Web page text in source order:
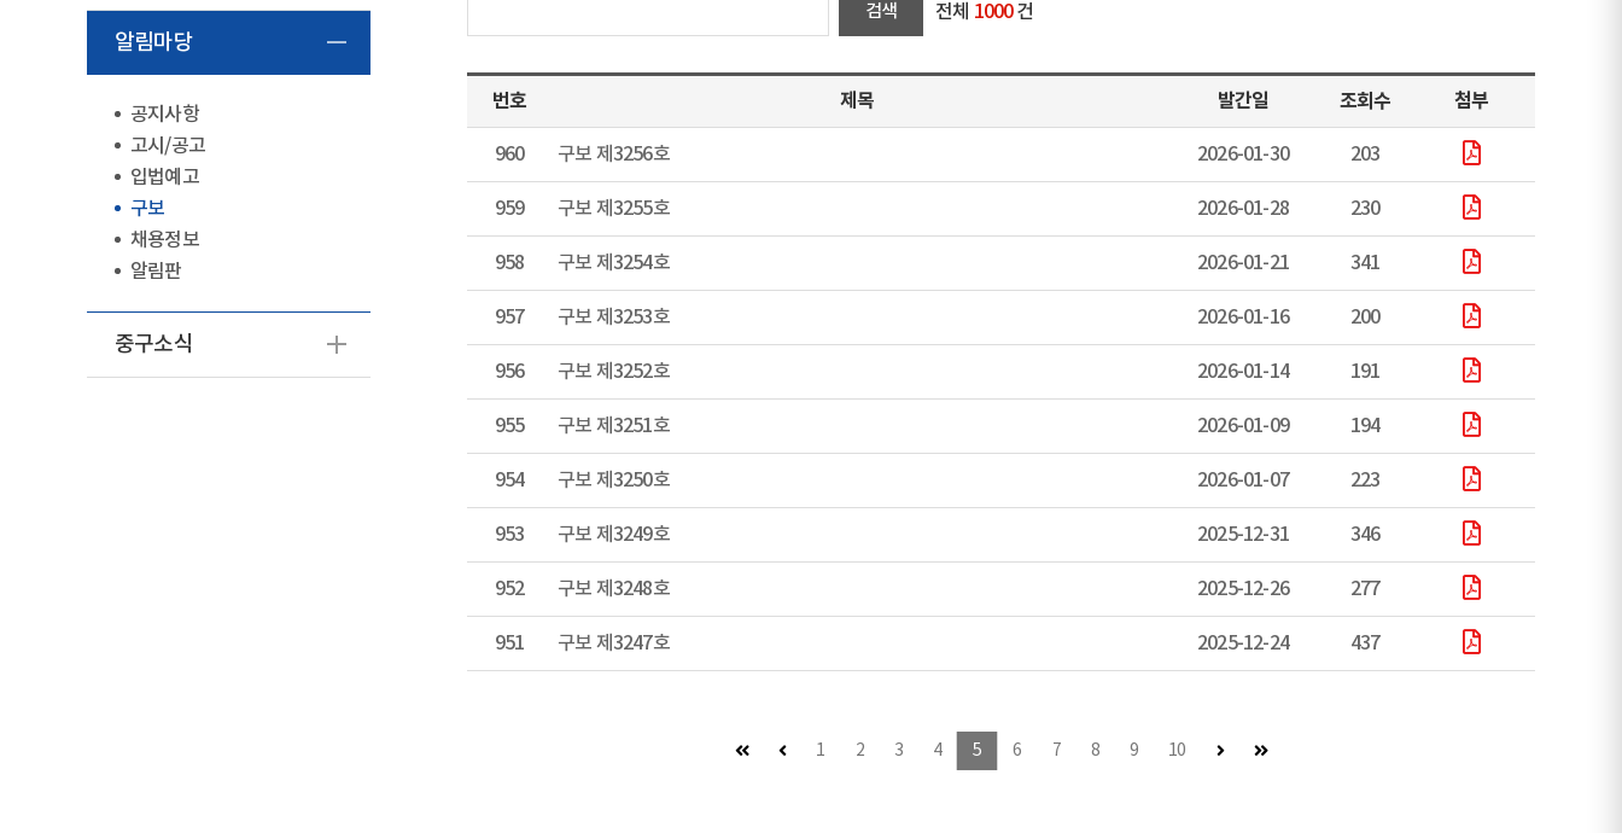
알림마당
공지사항
고시/공고
입법예고
구보
채용정보
알림판
중구소식
전체 1000건
번호 제목 발간일 조회수 첨부
960 구보 제3256호 2026-01-30 203
959 구보 제3255호 2026-01-28 230
958 구보 제3254호 2026-01-21 341
957 구보 제3253호 2026-01-16 200
956 구보 제3252호 2026-01-14 191
955 구보 제3251호 2026-01-09 194
954 구보 제3250호 2026-01-07 223
953 구보 제3249호 2025-12-31 346
952 구보 제3248호 2025-12-26 277
951 구보 제3247호 2025-12-24 437
첫 페이지이전 페이지 (이동불가)
1 2 3 4 5 6 7 8 9 10 다음 페이지마지막 페이지